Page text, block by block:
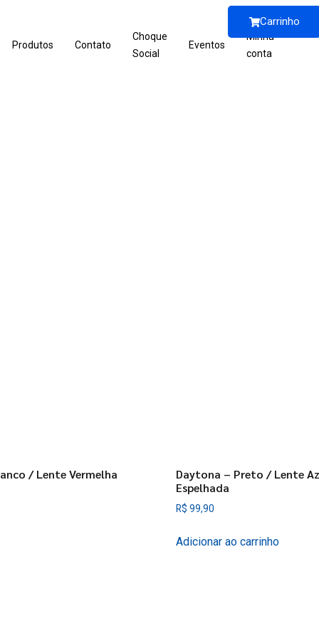
Produtos Contato
Choque
Social
Eventos
Minha
conta
Carrinho
/ Lente Vermelha
Daytona – Preto / Lente
Espelhada
R$ 99,90
Adicionar ao carrinho